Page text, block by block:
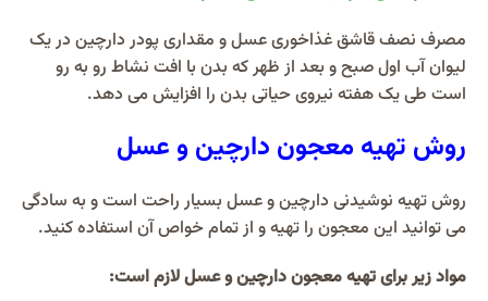
مصرف نصف قاشق غذاخوری عسل و مقداری پودر دارچین در یک
لیوان آب اول صبح و بعد از ظهر که بدن با افت نشاط رو به رو
است طی یک هفته نیروی حیاتی بدن را افزایش می دهد.
روش تهیه معجون دارچین و عسل
روش تهیه نوشیدنی دارچین و عسل بسیار راحت است و به‌ سادگی
می‌ توانید این معجون را تهیه و از تمام خواص آن استفاده کنید.
مواد زیر برای تهیه معجون دارچین و عسل لازم است: